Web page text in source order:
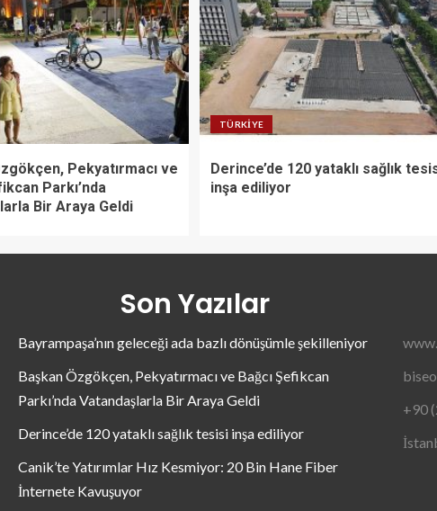
Pekyatırmacı ve
Parkı’nda
Bir Araya Geldi
TÜRKIYE
Derince’de 120 yataklı sağlık
inşa ediliyor
Son Yazılar
Bayrampaşa’nın geleceği ada bazlı dönüşümle şekilleniyor
Başkan Özgökçen, Pekyatırmacı ve Bağcı Şefikcan
Parkı’nda Vatandaşlarla Bir Araya Geldi
Derince’de 120 yataklı sağlık tesisi inşa ediliyor
Canik’te Yatırımlar Hız Kesmiyor: 20 Bin Hane Fiber
İnternete Kavuşuyor
+90